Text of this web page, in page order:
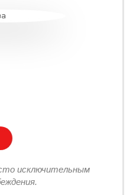
исключительным